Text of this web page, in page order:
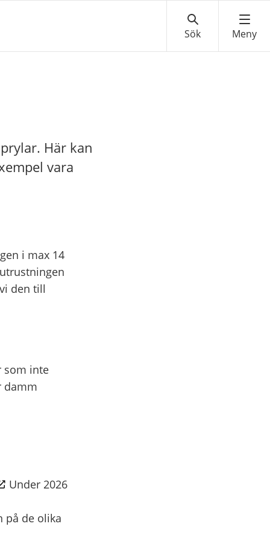
Här kan
vara
i max 14
den till
som inte
damm
Under 2026
på de olika